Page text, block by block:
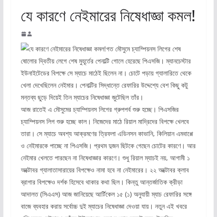
যে কারণে নেইমারের নিষেধাজ্ঞা কমল!
গত মৌসুমে চ্যাম্পিয়নস লিগের শেষ
ষোলোর দ্বিতীয় লেগে শেষ মুহূর্তের পেনাল্টি গোলে হেরেছে পিএসজি। ম্যানচেস্টার
ইউনাইটেডের বিপক্ষে সে ম্যাচে মাঠেই ছিলেন না। চোটে পড়ায় গ্যালারিতে থেকে
খেলা দেখেছিলেন নেইমার। পেনাল্টির সিদ্ধান্তে রেফারির উদ্দেশ্যে বেশ কিছু কটু
মন্তব্য ছুড়ে দিয়েই তিন ম্যাচের নিষেধাজ্ঞা জুটেছিল তাঁর।
আজ রাতেই এ মৌসুমের চ্যাম্পিয়নস লিগের গ্রুপপর্ব শুরু হচ্ছে। পিএসজির
চ্যাম্পিয়নস লিগ শুরু হচ্ছে কাল। নিজেদের মাঠে রিয়াল মাদ্রিদের বিপক্ষে খেলবে
তারা। সে ম্যাচে অবশ্য আক্রমণের ত্রিফলা এডিনসন কাভানি, কিলিয়ান এমবাপ্পে
ও নেইমারকে পাচ্ছে না পিএসজি। প্রথম দুজন ছিটকে গেছেন চোটের কারণে। আর
নেইমার খেলতে পারছেন না নিষেধাজ্ঞার কারণে। শুধু রিয়াল ম্যাচই নয়, আগামী ১
অক্টোবর গ্যালাতাসারায়ের বিপক্ষেও নামা হবে না নেইমারের। ২২ অক্টোবর ক্লাব
ব্রাগার বিপক্ষেও দর্শক হিসেবে থাকার কথা ছিল। কিন্তু আন্তর্জাতিক ক্রীড়া
আদালত (সিএএস) আজ জানিয়েছে আর্টিকেল ১৫ (১) অনুযায়ী ম্যাচ রেফারির সঙ্গে
বাজে ব্যবহার করায় সর্বোচ্চ দুই ম্যাচের নিষেধাজ্ঞা দেওয়া যায়। নতুন এই খবরে